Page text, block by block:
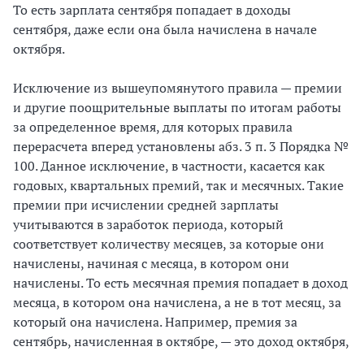
То есть зарплата сентября попадает в доходы
сентября, даже если она была начислена в начале
октября.
Исключение из вышеупомянутого правила — премии
и другие поощрительные выплаты по итогам работы
за определенное время, для которых правила
перерасчета вперед установлены абз. 3 п. 3 Порядка №
100. Данное исключение, в частности, касается как
годовых, квартальных премий, так и месячных. Такие
премии при исчислении средней зарплаты
учитываются в заработок периода, который
соответствует количеству месяцев, за которые они
начислены, начиная с месяца, в котором они
начислены. То есть месячная премия попадает в доход
месяца, в котором она начислена, а не в тот месяц, за
который она начислена. Например, премия за
сентябрь, начисленная в октябре, — это доход октября,